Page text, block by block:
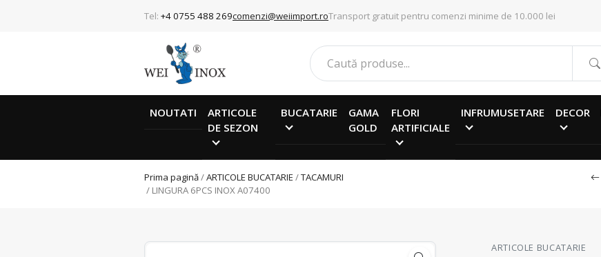
Tel: +4 0755 488 269comenzi@weiimport.roTransport gratuit pentru comenzi minime de 10.000 lei
NOUTATI
ARTICOLE
DE SEZON
BUCATARIE
GAMA
GOLD
FLORI
ARTIFICIALE
INFRUMUSETARE DECOR
Prima pagină/ARTICOLE BUCATARIE /TACAMURI
/ LINGURA 6PCS INOX A07400
ARTICOLE BUCATARIE